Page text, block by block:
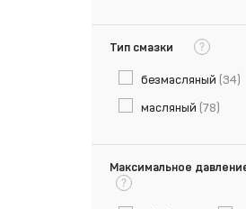
Тип смазки ?
безмасляный (34)
масляный (78)
Максимальное
?